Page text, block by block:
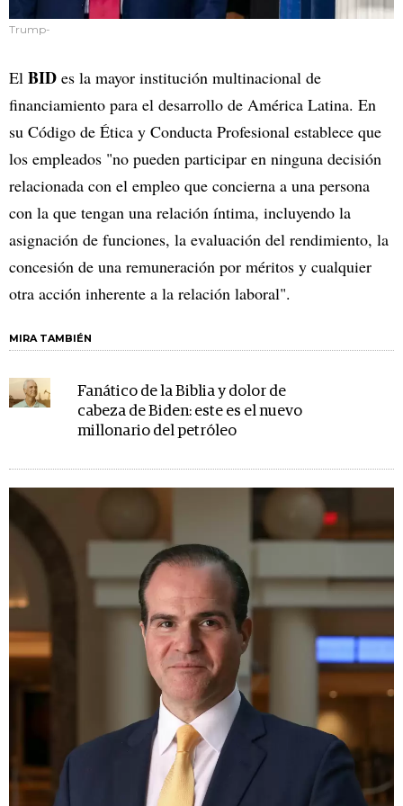
Trump-
El BID es la mayor institución multinacional de
financiamiento para el desarrollo de América Latina. En
su Código de Ética y Conducta Profesional establece que
los empleados "no pueden participar en ninguna decisión
relacionada con el empleo que concierna a una persona
con la que tengan una relación íntima, incluyendo la
asignación de funciones, la evaluación del rendimiento, la
concesión de una remuneración por méritos y cualquier
otra acción inherente a la relación laboral".
MIRA TAMBIÉN
Fanático de la Biblia y dolor de
cabeza de Biden: este es el nuevo
millonario del petróleo